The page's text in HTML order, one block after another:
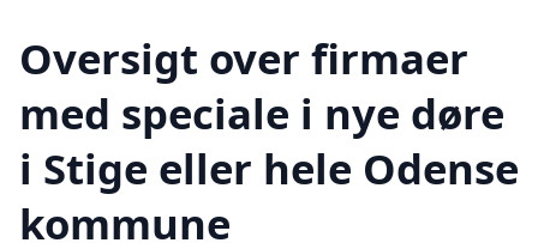
Oversigt over firmaer
med speciale i nye døre
i Stige eller hele Odense
kommune